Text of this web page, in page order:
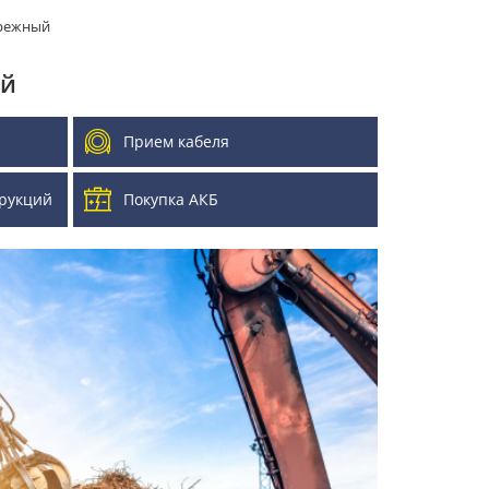
Прием кабеля
Покупка АКБ